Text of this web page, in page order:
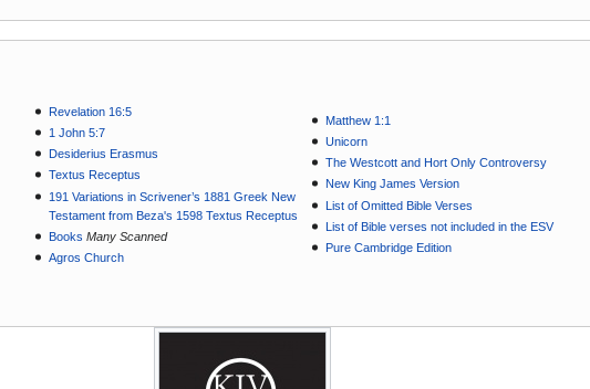
Revelation 16:5
1 John 5:7
Desiderius Erasmus
Textus Receptus
191 Variations in Scrivener’s 1881 Greek New
Testament from Beza's 1598 Textus Receptus
Books Many Scanned
Agros Church
Matthew 1:1
Unicorn
The Westcott and Hort Only Controversy
New King James Version
List of Omitted Bible Verses
List of Bible verses not included in the ESV
Pure Cambridge Edition